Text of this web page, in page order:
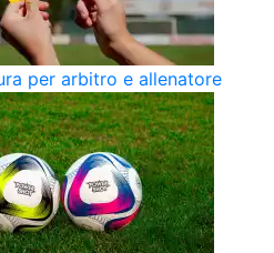
per arbitro e allenatore